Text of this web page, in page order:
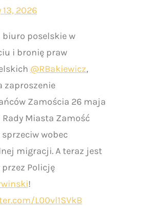
2026
biuro poselskie w
i bronię praw
@RBakiewicz,
zaproszenie
Zamościa 26 maja
Rady Miasta Zamość
sprzeciw wobec
migracji. A teraz jest
Policję
!
L00vl1SVkB